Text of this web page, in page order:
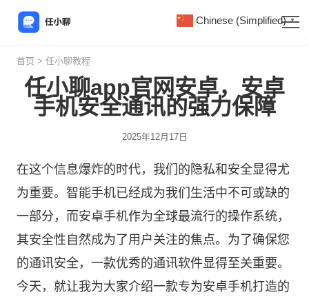
首页 > 任小聊教程
任小聊app官网安卓，安卓
手机安全通讯的强力保障
2025年12月17日
在这个信息爆炸的时代，我们的隐私和安全显得尤
为重要。智能手机已经成为我们生活中不可或缺的
一部分，而安卓手机作为全球最流行的操作系统，
其安全性自然成为了用户关注的焦点。为了确保您
的通讯安全，一款优秀的通讯软件显得至关重要。
今天，就让我为大家介绍一款专为安卓手机打造的
Chinese (Simplified) ▼